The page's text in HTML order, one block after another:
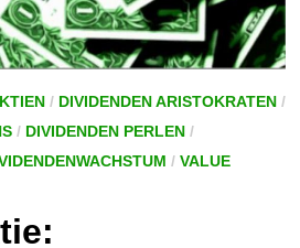
/ DIVIDENDEN ARISTOKRATEN/
/ DIVIDENDEN PERLEN/
/ VALUE